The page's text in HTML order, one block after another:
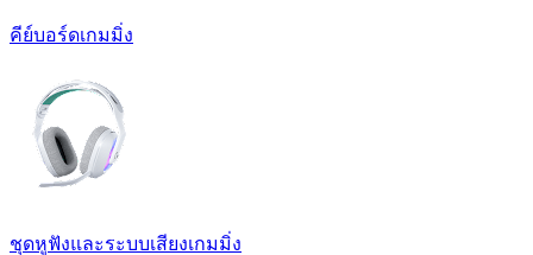
คีย์บอร์ดเกมมิ่ง
ชุดหูฟังและระบบเสียงเกมมิ่ง